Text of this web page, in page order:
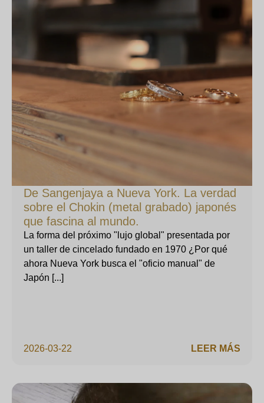
De Sangenjaya a Nueva York. La verdad
sobre el Chokin (metal grabado) japonés
que fascina al mundo.
2026-03-22
La forma del próximo "lujo global" presentada por
un taller de cincelado fundado en 1970 ¿Por qué
ahora Nueva York busca el "oficio manual" de
Japón [...]
LEER MÁS